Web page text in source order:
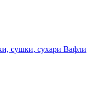
сушки, сухари Вафли